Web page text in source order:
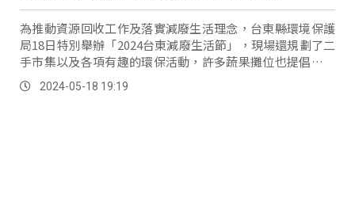
為推動資源回收工作及落實減廢生活理念，台東縣環境保護
局18日特別舉辦「2024台東減廢生活節」，現場還規劃了二
手市集以及各項有趣的環保活動，許多蔬果攤位也提倡自備
環保袋，吸引上千位民眾到場響應。
2024-05-18 19:19